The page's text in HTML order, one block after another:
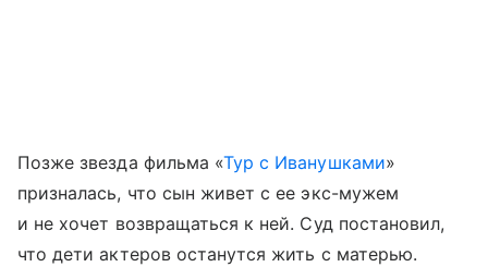
Позже звезда фильма «Тур с Иванушками»
призналась, что сын живет с ее экс-мужем
и не хочет возвращаться к ней. Суд постановил,
что дети актеров останутся жить с матерью.